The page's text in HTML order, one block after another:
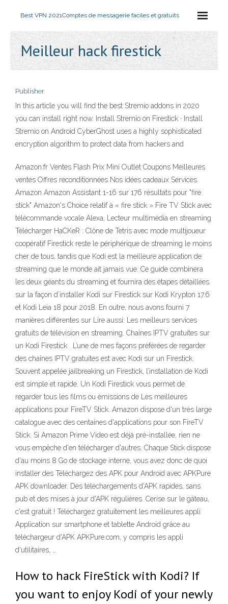
Best VPN 2021Comptes de messagerie faciles et gratuits
Meilleur hack firestick
Publisher
In this article you will find the best Stremio addons in 2020
you can install right now. Install Stremio on Firestick · Install
Stremio on Android CyberGhost uses a highly sophisticated
encryption algorithm to protect data from hackers and
Amazon.fr Ventes Flash Prix Mini Outlet Coupons Meilleures
ventes Offres reconditionnées Nos idées cadeaux Services
Amazon Amazon Assistant 1-16 sur 176 résultats pour "fire
stick" Amazon's Choice relatif à « fire stick » Fire TV Stick avec
télécommande vocale Alexa, Lecteur multimédia en streaming
Télécharger HaCKeR : Clône de Tetris avec mode multijoueur
coopératif Firestick reste le périphérique de streaming le moins
cher de tous, tandis que Kodi est la meilleure application de
streaming que le monde ait jamais vue. Ce guide combinera
les deux géants du streaming et fournira des étapes détaillées
sur la façon d’installer Kodi sur Firestick sur Kodi Krypton 17.6
et Kodi Leia 18 pour 2018. En outre, nous avons fourni 7
manières différentes sur Lire aussi: Les meilleurs services
gratuits de télévision en streaming. Chaînes IPTV gratuites sur
un Kodi Firestick . L’une de mes façons préférées de regarder
des chaînes IPTV gratuites est avec Kodi sur un Firestick.
Souvent appelée jailbreaking un Firestick, l’installation de Kodi
est simple et rapide. Un Kodi Firestick vous permet de
regarder tous les films ou émissions de Les meilleures
applications pour FireTV Stick. Amazon dispose d'un très large
catalogue avec des centaines d'applications pour son FireTV
Stick. Si Amazon Prime Video est déjà pré-installée, rien ne
vous empêche d'en télécharger d'autres. Chaque Stick dispose
d'au moins 8 Go de stockage interne, vous avez donc de quoi
installer des Téléchargez des APK pour Android avec APKPure
APK downloader. Des téléchargements d'APK rapides, sans
pub et des mises à jour d'APK régulières. Cerise sur le gâteau,
c'est gratuit ! Téléchargez gratuitement les meilleures appli
Application sur smartphone et tablette Android grâce au
téléchargeur d'APK APKPure.com, y compris les appli
d'utilitaires, …
How to hack FireStick with Kodi? If
you want to enjoy Kodi of your newly